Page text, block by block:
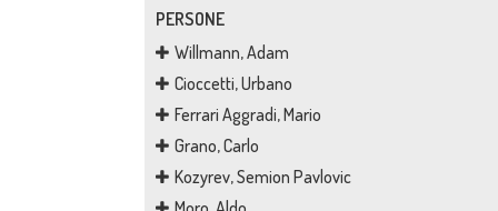
PERSONE
Willmann, Adam
Cioccetti, Urbano
Ferrari Aggradi, Mario
Grano, Carlo
Kozyrev, Semion Pavlovic